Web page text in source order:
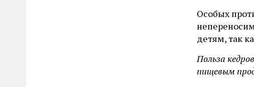
Особых
детям, так
Польза
пищевым